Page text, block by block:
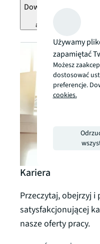
Dowiedz się więcej
arrow_forward
Kariera
Przeczytaj, obejrzyj i
satysfakcjonującej
nasze oferty pracy.
Używamy
zapamiętać
Możesz
dostosować
preferencje.
cookies.